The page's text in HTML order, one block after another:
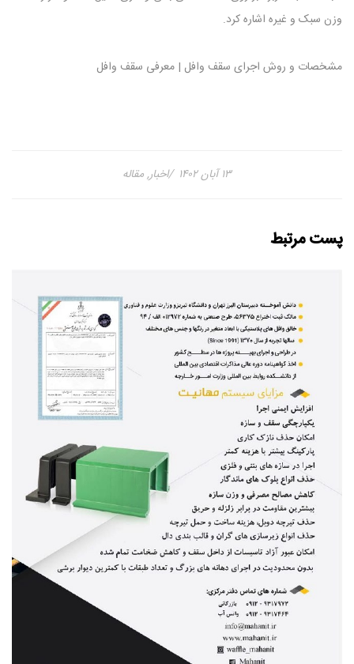
وزن سبک و غیره اشاره کرد.
مشخصات و روش اجرای سقف وافل | معرفی سقف وافل
۱۳ آبان ۱۴۰۲ اخبار,مقاله
پست مرتبط